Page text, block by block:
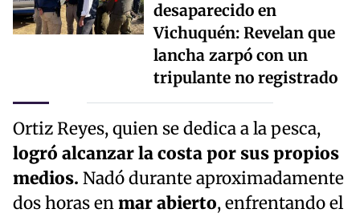
desaparecido en
Vichuquén: Revelan que
lancha zarpó con un
tripulante no registrado
Ortiz Reyes, quien se dedica a la pesca,
logró alcanzar la costa por sus propios
medios. Nadó durante aproximadamente
dos horas enmar abierto, enfrentando el